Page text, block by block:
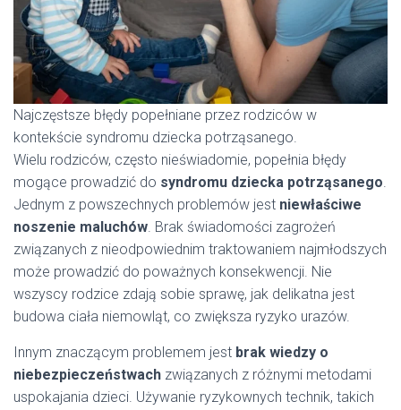
Najczęstsze błędy popełniane przez rodziców w
kontekście syndromu dziecka potrząsanego.
Wielu rodziców, często nieświadomie, popełnia błędy
mogące prowadzić do syndromu dziecka potrząsanego.
Jednym z powszechnych problemów jest niewłaściwe
noszenie maluchów. Brak świadomości zagrożeń
związanych z nieodpowiednim traktowaniem najmłodszych
może prowadzić do poważnych konsekwencji. Nie
wszyscy rodzice zdają sobie sprawę, jak delikatna jest
budowa ciała niemowląt, co zwiększa ryzyko urazów.
Innym znaczącym problemem jest brak wiedzy o
niebezpieczeństwach związanych z różnymi metodami
uspokajania dzieci. Używanie ryzykownych technik, takich